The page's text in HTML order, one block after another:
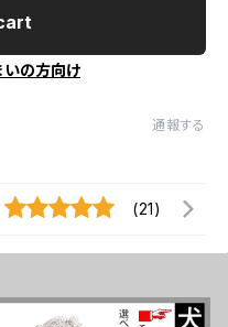
いの方向け
通報する
(21)